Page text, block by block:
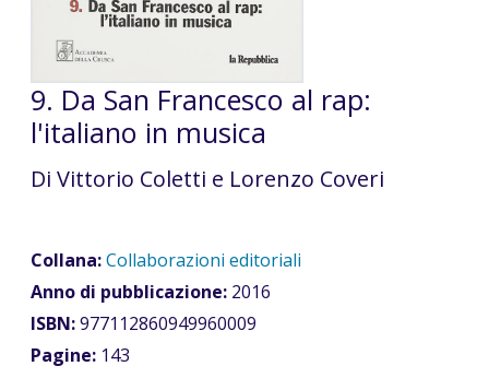
9. Da San Francesco al rap:
l'italiano in musica
Di Vittorio Coletti e Lorenzo Coveri
Collana:Collaborazioni editoriali
Anno di pubblicazione: 2016
ISBN:977112860949960009
Pagine: 143